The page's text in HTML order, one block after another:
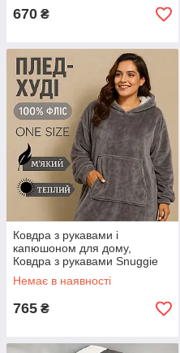
670 ₴
Ковдра з рукавами і
капюшоном для дому,
Ковдра з рукавами Snuggie
Покривало з мікрофібри TW-
88
Немає в наявності
765 ₴